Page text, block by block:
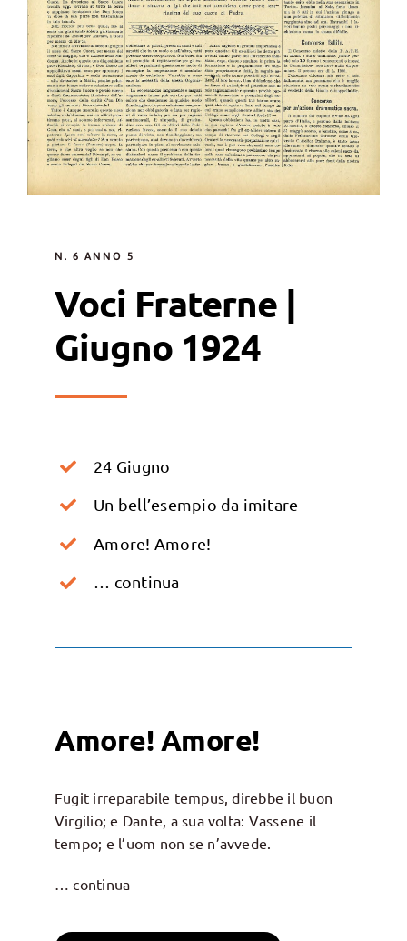
N. 6 ANNO 5
Voci Fraterne |
Giugno 1924
24 Giugno
Un bell’esempio da imitare
Amore! Amore!
… continua
Amore! Amore!
Fugit irreparabile tempus, direbbe il buon
Virgilio; e Dante, a sua volta: Vassene il
tempo; e l’uom non se n’avvede.
… continua